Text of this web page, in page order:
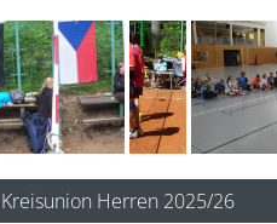
Kreisunion Herren 2025/26